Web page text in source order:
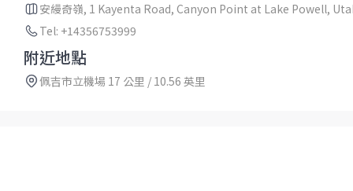
安縵奇嶺, 1 Kayenta Road, Canyon Point at Lake Powell,
Tel: +14356753999
附近地點
佩吉市立機場 17 公里 / 10.56 英里